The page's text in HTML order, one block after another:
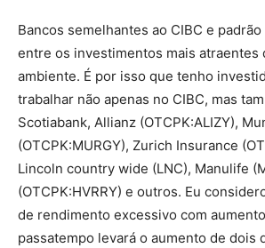
Bancos semelhantes ao CIBC e
entre os investimentos mais atraentes
ambiente. É por isso que tenho
trabalhar não apenas no CIBC, mas
Scotiabank, Allianz (OTCPK:ALIZY),
(OTCPK:MURGY), Zurich Insurance
Lincoln country wide (LNC), Manulife
(OTCPK:HVRRY) e outros. Eu
de rendimento excessivo com
passatempo levará o aumento de dois